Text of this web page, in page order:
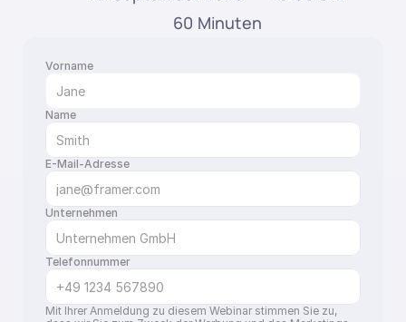
60 Minuten
Vorname
Name
E-Mail-Adresse
Unternehmen
Telefonnummer
Mit Ihrer Anmeldung zu diesem Webinar stimmen Sie zu,